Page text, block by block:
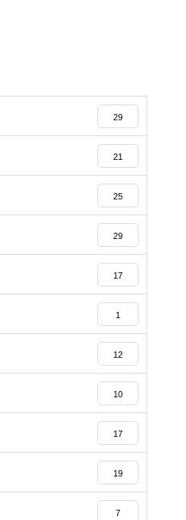
29
21
25
29
17
1
12
10
17
19
7